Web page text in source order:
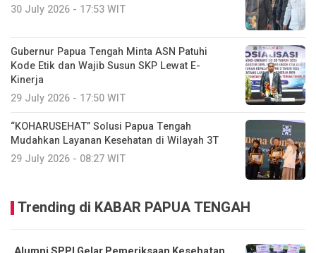
30 July 2026 - 17:53 WIT
Gubernur Papua Tengah Minta ASN Patuhi
Kode Etik dan Wajib Susun SKP Lewat E-
Kinerja
29 July 2026 - 17:50 WIT
“KOHARUSEHAT” Solusi Papua Tengah
Mudahkan Layanan Kesehatan di Wilayah 3T
29 July 2026 - 08:27 WIT
Trending di KABAR PAPUA TENGAH